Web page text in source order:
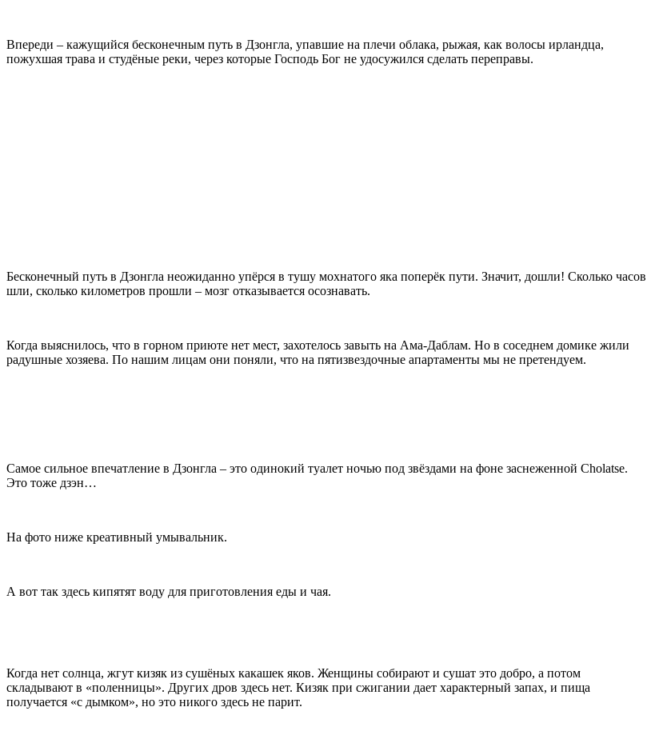
Впереди – кажущийся бесконечным путь в Дзонгла, упавшие на плечи облака, рыжая, как волосы ирландца,
пожухшая трава и студёные реки, через которые Господь Бог не удосужился сделать переправы.
Бесконечный путь в Дзонгла неожиданно упёрся в тушу мохнатого яка поперёк пути. Значит, дошли! Сколько часов
шли, сколько километров прошли – мозг отказывается осознавать.
Когда выяснилось, что в горном приюте нет мест, захотелось завыть на Ама-Даблам. Но в соседнем домике жили
радушные хозяева. По нашим лицам они поняли, что на пятизвездочные апартаменты мы не претендуем.
Самое сильное впечатление в Дзонгла – это одинокий туалет ночью под звёздами на фоне заснеженной Cholatse.
Это тоже дзэн…
На фото ниже креативный умывальник.
А вот так здесь кипятят воду для приготовления еды и чая.
Когда нет солнца, жгут кизяк из сушёных какашек яков. Женщины собирают и сушат это добро, а потом
складывают в «поленницы». Других дров здесь нет. Кизяк при сжигании дает характерный запах, и пища
получается «с дымком», но это никого здесь не парит.